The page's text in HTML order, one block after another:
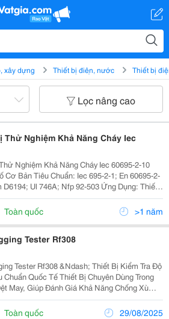
xây dựng Thiết bị điện, nước Thiết bị
Lọc nâng cao
Thử Nghiệm Khả Năng Cháy Iec
Nghiệm Khả Năng Cháy Iec 60695-2-10
Iec 695-2-1; En 60695-2-
Ul 746A; Nfp 92-503 Ứng Dụng: Thiết
Sự Nóng Đỏ Dây Điện Được Sử Dụng Để
Các Đặc Tính Chống Cháy...
Toàn quốc >1 năm
Tester Rf308
Tester Rf308 &Ndash; Thiết Bị Kiểm Tra Độ
Tế Thiết Bị Chuyên Dùng Trong
May, Giúp Đánh Giá Khả Năng Chống Xù
Sợi Của Vải Trong Quá Trình Sử Dụng. ✨
Đặc Điểm Nổi Bật: Tuân Thủ Tiêu Chuẩn:...
Toàn quốc 29/08/2025